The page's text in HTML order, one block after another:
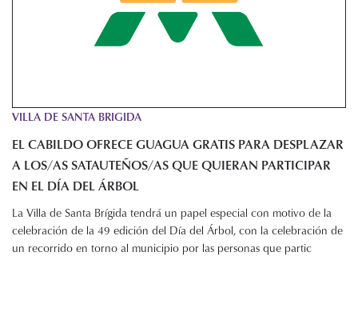
VILLA DE SANTA BRIGIDA
EL CABILDO OFRECE GUAGUA GRATIS PARA DESPLAZAR
A LOS/AS SATAUTEÑOS/AS QUE QUIERAN PARTICIPAR
EN EL DÍA DEL ÁRBOL
La Villa de Santa Brígida tendrá un papel especial con motivo de la
celebración de la 49 edición del Día del Árbol, con la celebración de
un recorrido en torno al municipio por las personas que partic